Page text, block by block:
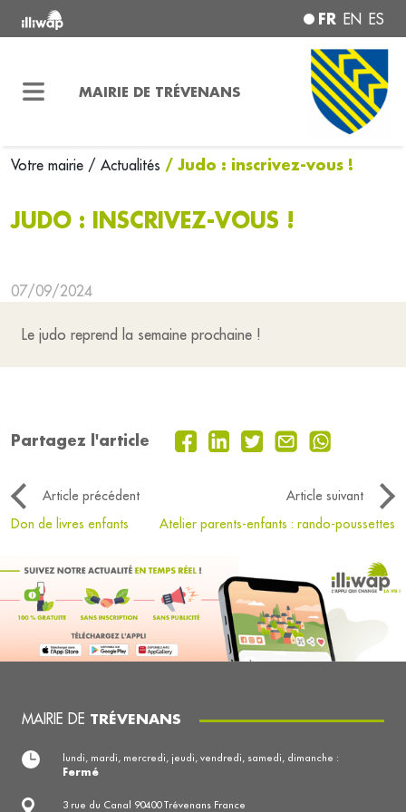
FR EN ES
MAIRIE DE TRÉVENANS
Votre mairie / Actualités / Judo : inscrivez-vous !
JUDO : INSCRIVEZ-VOUS !
07/09/2024
Le judo reprend la semaine prochaine !
Partagez l'article
Article précédent
Article suivant
Don de livres enfants
Atelier parents-enfants : rando-poussettes
MAIRIE DE TRÉVENANS
3 rue du Canal 90400 Trévenans France
lundi, mardi, mercredi, jeudi, vendredi, samedi, dimanche :
Fermé